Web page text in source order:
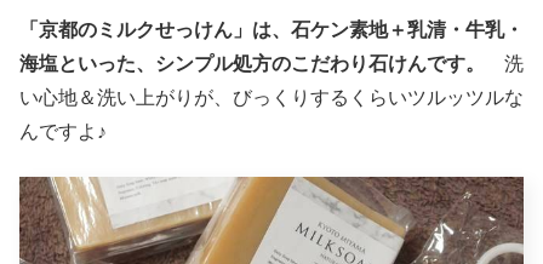
「京都のミルクせっけん」は、石ケン素地＋乳清・牛乳・
海塩といった、シンプル処方のこだわり石けんです。
洗
い心地＆洗い上がりが、びっくりするくらいツルッツルな
んですよ♪